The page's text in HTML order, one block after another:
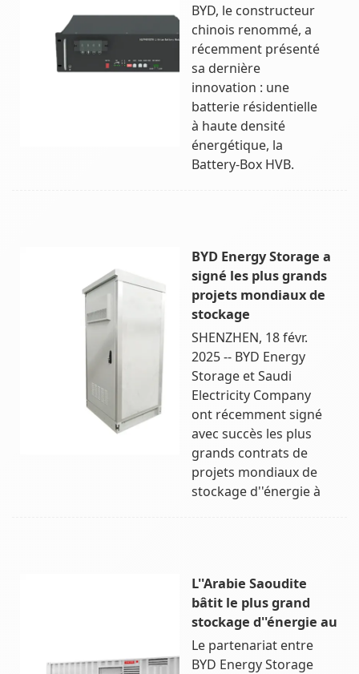
BYD, le constructeur
chinois renommé, a
récemment présenté
sa dernière
innovation : une
batterie résidentielle
à haute densité
énergétique, la
Battery-Box HVB.
BYD Energy Storage a
signé les plus grands
projets mondiaux de
stockage
SHENZHEN, 18 févr.
2025 -- BYD Energy
Storage et Saudi
Electricity Company
ont récemment signé
avec succès les plus
grands contrats de
projets mondiaux de
stockage d''énergie à
L''Arabie Saoudite
bâtit le plus grand
stockage d''énergie au
Le partenariat entre
BYD Energy Storage